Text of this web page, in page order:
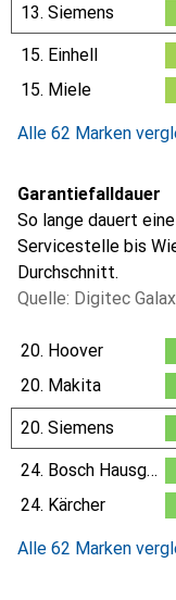
13. Siemens
15. Einhell
15. Miele
Alle 62 Marken
Garantiefalldauer
So lange dauert
Servicestelle bis
Durchschnitt.
Quelle: Digitec
20. Hoover
20. Makita
20. Siemens
24. Bosch Hausgeräte
24. Kärcher
Alle 62 Marken